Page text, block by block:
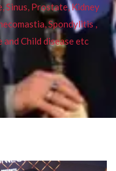
Sinus, Prostate, Kidney
Spondylitis ,
Child disease etc